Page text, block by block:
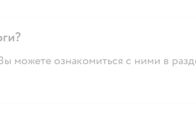
можете ознакомиться с ними в